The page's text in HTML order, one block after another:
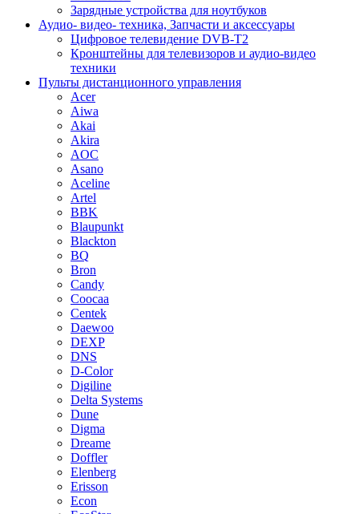
Зарядные устройства для ноутбуков
Аудио- видео- техника, Запчасти и аксессуары
Цифровое телевидение DVB-T2
Кронштейны для телевизоров и аудио-видео
техники
Пульты дистанционного управления
Acer
Aiwa
Akai
Akira
AOC
Asano
Aceline
Artel
BBK
Blaupunkt
Blackton
BQ
Bron
Candy
Coocaa
Centek
Daewoo
DEXP
DNS
D-Color
Digiline
Delta Systems
Dune
Digma
Dreame
Doffler
Elenberg
Erisson
Econ